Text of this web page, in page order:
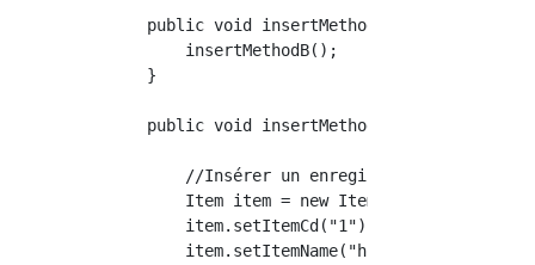
    public void insertMethodA() {
        insertMethodB();
    }
    public void insertMethodB() {
        //Insérer un enregistrement prêt
        Item item = new Item();
        item.setItemCd("1");
        item.setItemName("hoge");